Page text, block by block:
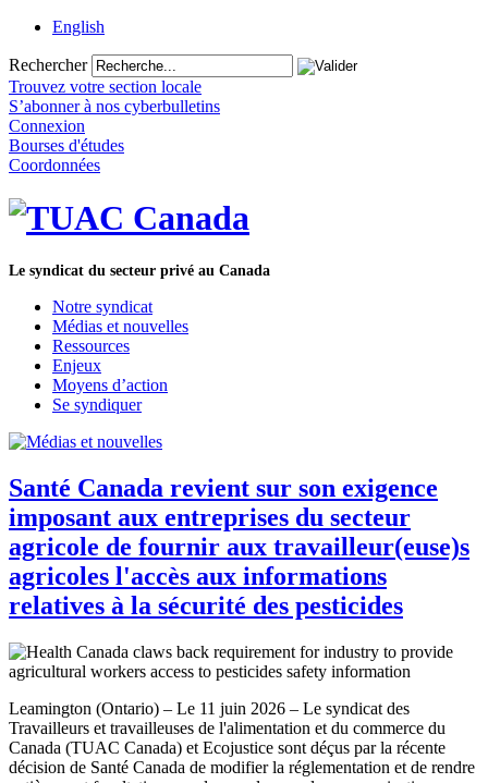
English
Rechercher
Trouvez votre section locale
S’abonner à nos cyberbulletins
Connexion
Bourses d'études
Coordonnées
Le syndicat du secteur privé au Canada
Notre syndicat
Médias et nouvelles
Ressources
Enjeux
Moyens d’action
Se syndiquer
Santé Canada revient sur son exigence
imposant aux entreprises du secteur
agricole de fournir aux travailleur(euse)s
agricoles l'accès aux informations
relatives à la sécurité des pesticides
Leamington (Ontario) – Le 11 juin 2026 – Le syndicat des
Travailleurs et travailleuses de l'alimentation et du commerce du
Canada (TUAC Canada) et Ecojustice sont déçus par la récente
décision de Santé Canada de modifier la réglementation et de rendre